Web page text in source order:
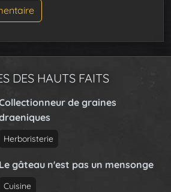
DES HAUTS FAITS
de graines
Herboristerie
Le gâteau n'est pas un mensonge
Cuisine